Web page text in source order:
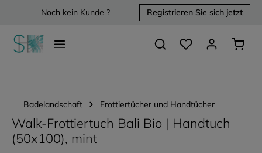
springenNoch kein Kunde ? Registrieren Sie sich jetzt
Du hast 0 Produkte
Badelandschaft Frottiertücher und Handtücher
Walk-Frottiertuch Bali Bio | Handtuch
(50x100), mint